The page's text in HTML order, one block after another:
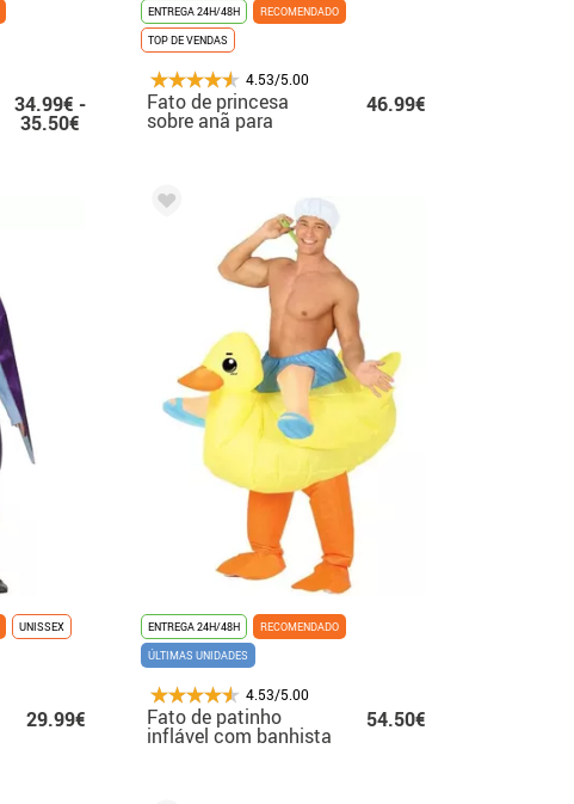
34.99€ -
35.50€
ENTREGA 24H/48H
RECOMENDADO
TOP DE VENDAS
4.53/5.00
Fato de princesa
sobre anã para
46.99€
UNISSEX
29.99€
ENTREGA 24H/48H
RECOMENDADO
ÚLTIMAS UNIDADES
4.53/5.00
Fato de patinho
inflável com banhista
54.50€